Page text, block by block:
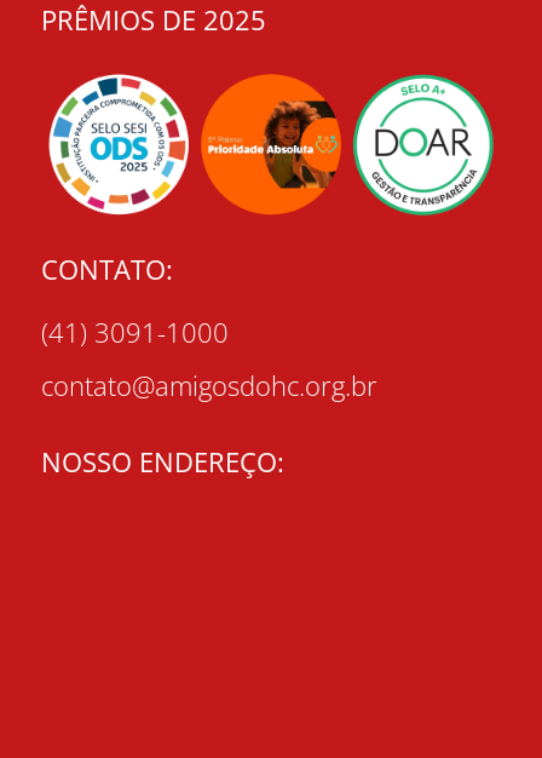
PRÊMIOS DE 2025
CONTATO:
(41) 3091-1000
contato@amigosdohc.org.br
NOSSO ENDEREÇO: